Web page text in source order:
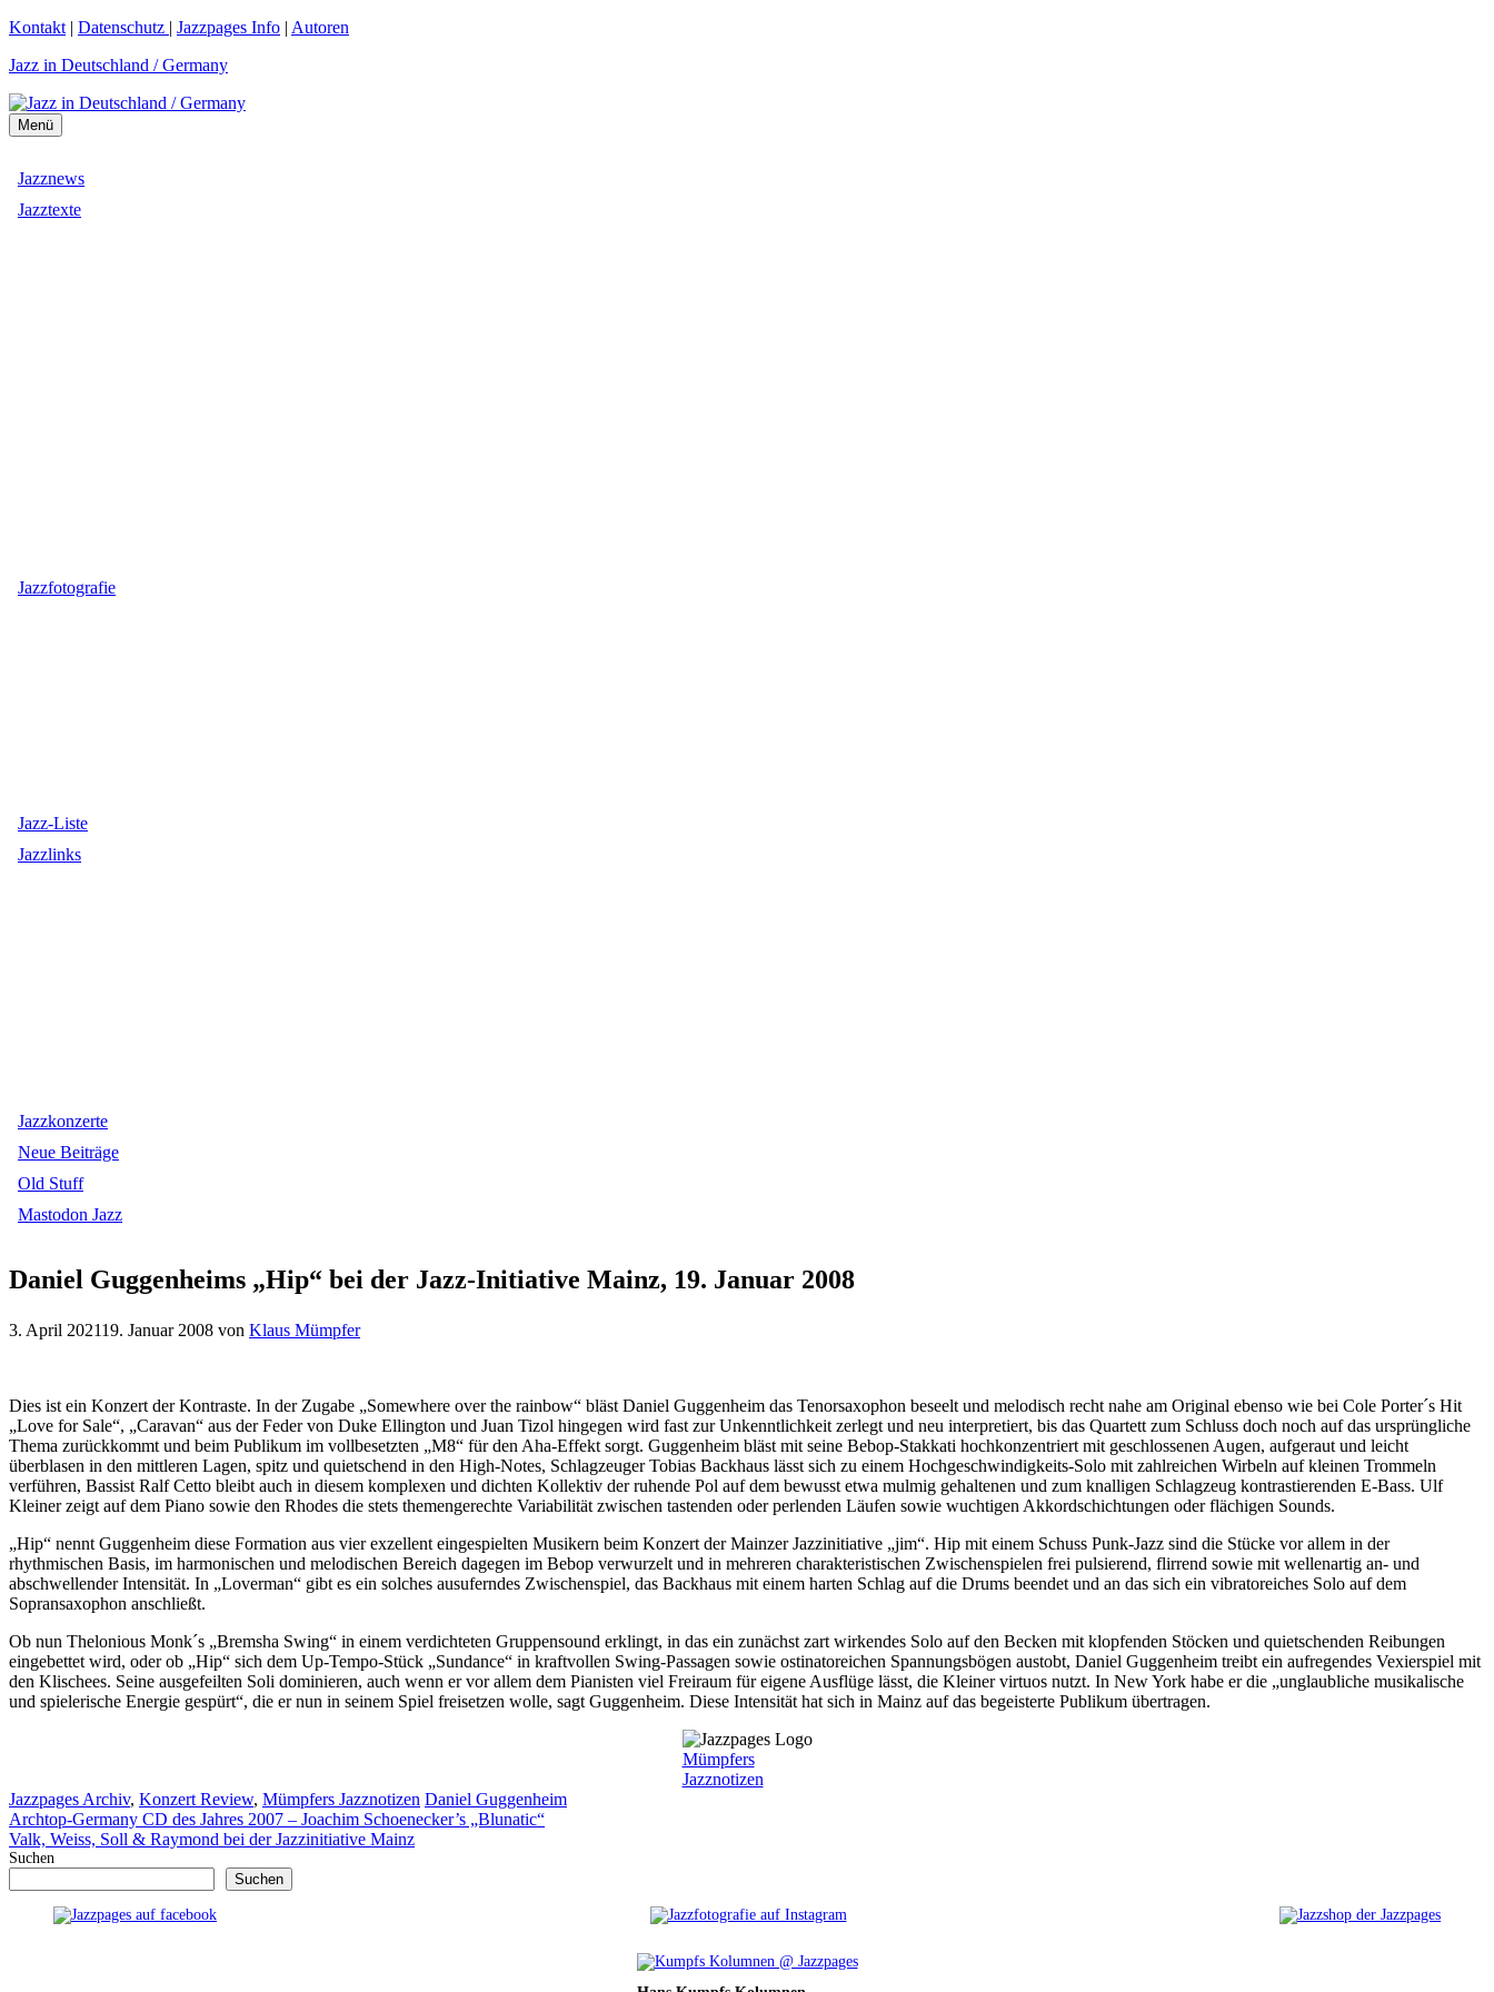
Zum
springen
Kontakt | Datenschutz | Jazzpages Info | Autoren
Jazz in Deutschland / Germany
Menü
Jazznews
Jazztexte
Jazzfotografie
Jazz-Liste
Jazzlinks
Jazzkonzerte
Neue Beiträge
Old Stuff
Mastodon Jazz
Daniel Guggenheims „Hip“ bei der Jazz-Initiative Mainz, 19. Januar 2008
3. April 202119. Januar 2008 von Klaus Mümpfer
Dies ist ein Konzert der Kontraste. In der Zugabe „Somewhere over the rainbow“ bläst Daniel Guggenheim das Tenorsaxophon beseelt und melodisch recht nahe am Original ebenso wie bei Cole Porter´s Hit
„Love for Sale“, „Caravan“ aus der Feder von Duke Ellington und Juan Tizol hingegen wird fast zur Unkenntlichkeit zerlegt und neu interpretiert, bis das Quartett zum Schluss doch noch auf das ursprüngliche
Thema zurückkommt und beim Publikum im vollbesetzten „M8“ für den Aha-Effekt sorgt. Guggenheim bläst mit seine Bebop-Stakkati hochkonzentriert mit geschlossenen Augen, aufgeraut und leicht
überblasen in den mittleren Lagen, spitz und quietschend in den High-Notes, Schlagzeuger Tobias Backhaus lässt sich zu einem Hochgeschwindigkeits-Solo mit zahlreichen Wirbeln auf kleinen Trommeln
verführen, Bassist Ralf Cetto bleibt auch in diesem komplexen und dichten Kollektiv der ruhende Pol auf dem bewusst etwa mulmig gehaltenen und zum knalligen Schlagzeug kontrastierenden E-Bass. Ulf
Kleiner zeigt auf dem Piano sowie den Rhodes die stets themengerechte Variabilität zwischen tastenden oder perlenden Läufen sowie wuchtigen Akkordschichtungen oder flächigen Sounds.
„Hip“ nennt Guggenheim diese Formation aus vier exzellent eingespielten Musikern beim Konzert der Mainzer Jazzinitiative „jim“. Hip mit einem Schuss Punk-Jazz sind die Stücke vor allem in der
rhythmischen Basis, im harmonischen und melodischen Bereich dagegen im Bebop verwurzelt und in mehreren charakteristischen Zwischenspielen frei pulsierend, flirrend sowie mit wellenartig an- und
abschwellender Intensität. In „Loverman“ gibt es ein solches ausuferndes Zwischenspiel, das Backhaus mit einem harten Schlag auf die Drums beendet und an das sich ein vibratoreiches Solo auf dem
Sopransaxophon anschließt.
Ob nun Thelonious Monk´s „Bremsha Swing“ in einem verdichteten Gruppensound erklingt, in das ein zunächst zart wirkendes Solo auf den Becken mit klopfenden Stöcken und quietschenden Reibungen
eingebettet wird, oder ob „Hip“ sich dem Up-Tempo-Stück „Sundance“ in kraftvollen Swing-Passagen sowie ostinatoreichen Spannungsbögen austobt, Daniel Guggenheim treibt ein aufregendes Vexierspiel mit
den Klischees. Seine ausgefeilten Soli dominieren, auch wenn er vor allem dem Pianisten viel Freiraum für eigene Ausflüge lässt, die Kleiner virtuos nutzt. In New York habe er die „unglaubliche musikalische
und spielerische Energie gespürt“, die er nun in seinem Spiel freisetzen wolle, sagt Guggenheim. Diese Intensität hat sich in Mainz auf das begeisterte Publikum übertragen.
Mümpfers
Jazznotizen
Kategorien
Jazzpages Archiv, Konzert Review, Mümpfers Jazznotizen Schlagwörter
Daniel Guggenheim
Archtop-Germany CD des Jahres 2007 – Joachim Schoenecker’s „Blunatic“
Valk, Weiss, Soll & Raymond bei der Jazzinitiative Mainz
Suchen
Suchen